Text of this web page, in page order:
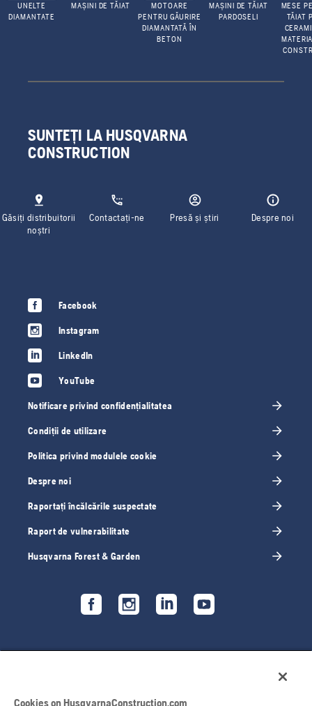
UNELTE
DIAMANTATE
MAȘINI DE TĂIAT
MOTOARE
PENTRU GĂURIRE
DIAMANTATĂ ÎN
BETON
MAȘINI DE TĂIAT
PARDOSELI
MESE
TĂIAT
SUNTEȚI LA HUSQVARNA
CONSTRUCTION
Găsiți distribuitorii
noștri
Contactați-ne Presă și știri Despre noi
Facebook
Instagram
LinkedIn
YouTube
Notificare privind confidențialitatea
Condiții de utilizare
Politica privind modulele cookie
Despre noi
Raportați încălcările suspectate
Raport de vulnerabilitate
Husqvarna Forest & Garden
Cookies on HusqvarnaConstruction.com